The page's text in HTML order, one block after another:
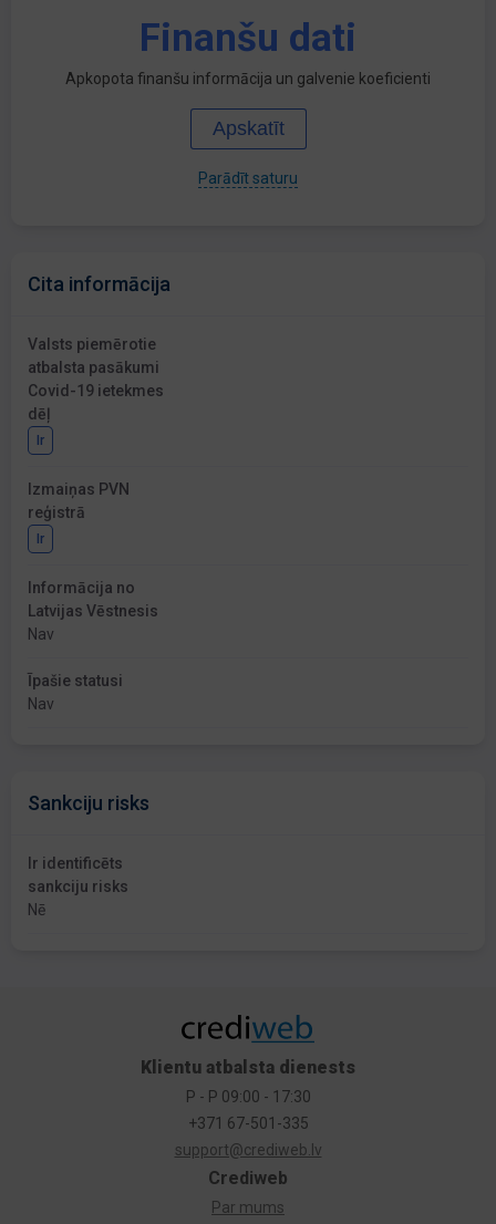
Finanšu dati
Apkopota finanšu informācija un galvenie koeficienti
Apskatīt
Parādīt saturu
Cita informācija
Valsts piemērotie
atbalsta pasākumi
Covid-19 ietekmes
dēļ
Ir
Izmaiņas PVN
reģistrā
Ir
Informācija no
Latvijas Vēstnesis
Nav
Īpašie statusi
Nav
Sankciju risks
Ir identificēts
sankciju risks
Nē
Crediweb
Par mums
Klientu atbalsta dienests
P - P 09:00 - 17:30
+371 67-501-335
support@crediweb.lv